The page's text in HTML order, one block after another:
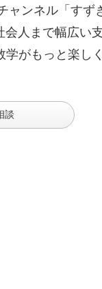
ャンネル「すず
人まで幅広い
がもっと楽し
談